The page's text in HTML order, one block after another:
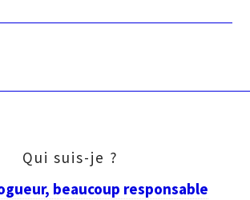
Qui suis-je ?
beaucoup responsable